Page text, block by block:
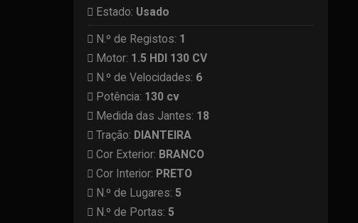
Estado: Usado
N.º de Registos: 1
Motor: 1.5 HDI 130 CV
N.º de Velocidades: 6
Potência: 130 cv
Medida das Jantes: 18
Tração: DIANTEIRA
Cor Exterior: BRANCO
Cor Interior: PRETO
N.º de Lugares: 5
N.º de Portas: 5